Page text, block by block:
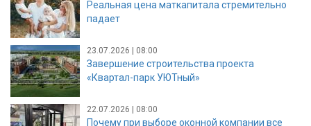
Реальная цена маткапитала стремительно
падает
23.07.2026 | 08:00
Завершение строительства проекта
«Квартал-парк УЮТный»
22.07.2026 | 08:00
Почему при выборе оконной компании все